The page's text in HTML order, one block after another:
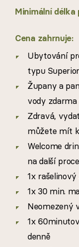
Minimální
Cena zahrnuje:
Ubytování
typu Superior
Župany a
vody
Zdravá,
můžete mít
Welcome
na další
1x rašelinový
1x 30 min.
Neomezený
1x
denně